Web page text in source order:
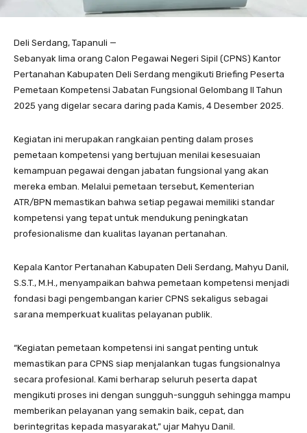
Deli Serdang, Tapanuli —
Sebanyak lima orang Calon Pegawai Negeri Sipil (CPNS) Kantor
Pertanahan Kabupaten Deli Serdang mengikuti Briefing Peserta
Pemetaan Kompetensi Jabatan Fungsional Gelombang II Tahun
2025 yang digelar secara daring pada Kamis, 4 Desember 2025.
Kegiatan ini merupakan rangkaian penting dalam proses
pemetaan kompetensi yang bertujuan menilai kesesuaian
kemampuan pegawai dengan jabatan fungsional yang akan
mereka emban. Melalui pemetaan tersebut, Kementerian
ATR/BPN memastikan bahwa setiap pegawai memiliki standar
kompetensi yang tepat untuk mendukung peningkatan
profesionalisme dan kualitas layanan pertanahan.
Kepala Kantor Pertanahan Kabupaten Deli Serdang, Mahyu Danil,
S.S.T., M.H., menyampaikan bahwa pemetaan kompetensi menjadi
fondasi bagi pengembangan karier CPNS sekaligus sebagai
sarana memperkuat kualitas pelayanan publik.
“Kegiatan pemetaan kompetensi ini sangat penting untuk
memastikan para CPNS siap menjalankan tugas fungsionalnya
secara profesional. Kami berharap seluruh peserta dapat
mengikuti proses ini dengan sungguh-sungguh sehingga mampu
memberikan pelayanan yang semakin baik, cepat, dan
berintegritas kepada masyarakat,” ujar Mahyu Danil.